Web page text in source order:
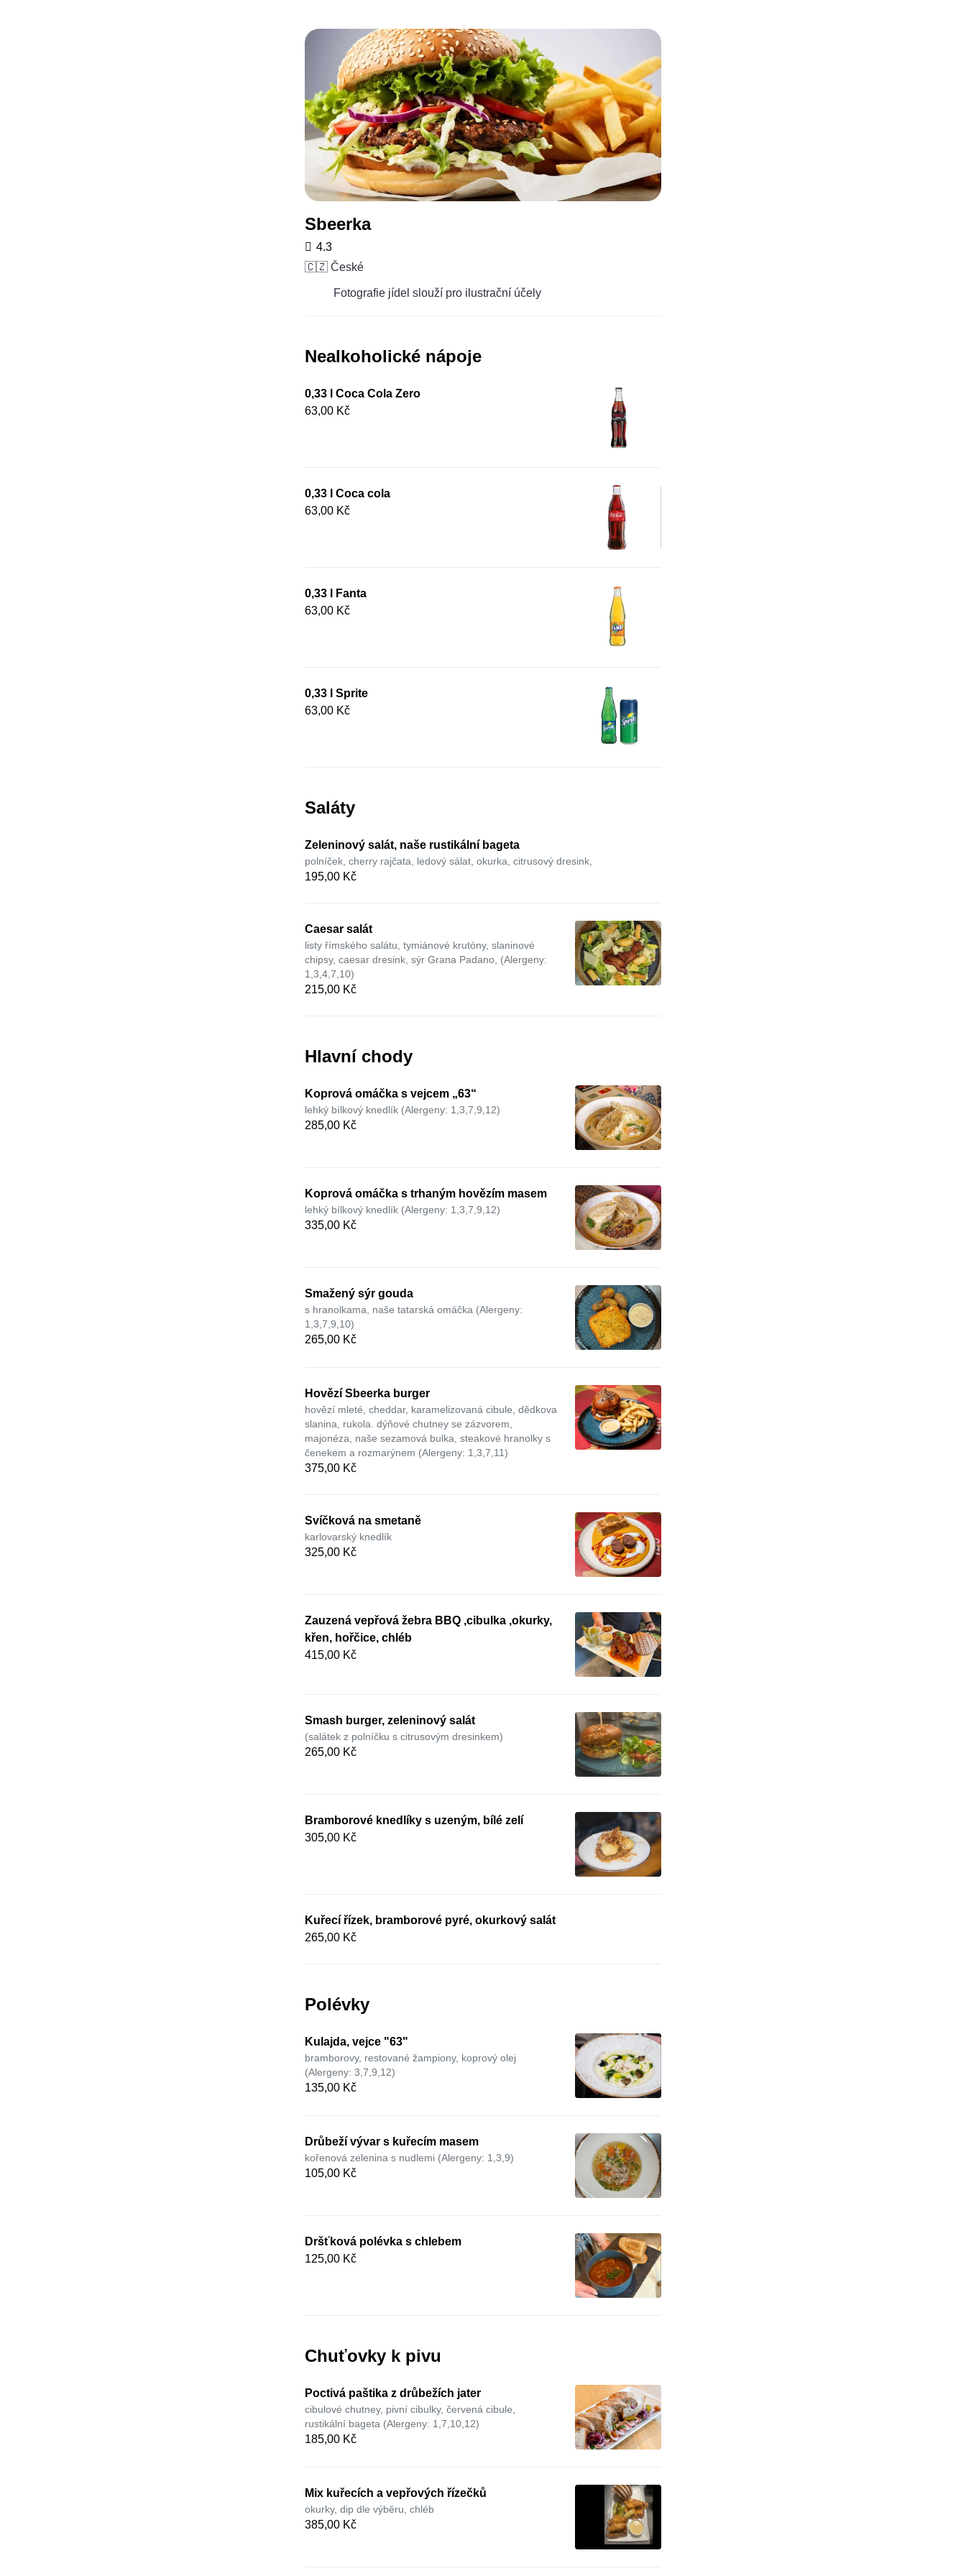
Sbeerka
4.3
🇨🇿 České
Fotografie jídel slouží pro ilustrační účely
Nealkoholické nápoje
0,33 l Coca Cola Zero
63,00 Kč
0,33 l Coca cola
63,00 Kč
0,33 l Fanta
63,00 Kč
0,33 l Sprite
63,00 Kč
Saláty
Zeleninový salát, naše rustikální bageta
polníček, cherry rajčata, ledový sálat, okurka, citrusový dresink,
195,00 Kč
Caesar salát
listy římského salátu, tymiánové krutóny, slaninové
chipsy, caesar dresink, sýr Grana Padano, (Alergeny:
1,3,4,7,10)
215,00 Kč
Hlavní chody
Koprová omáčka s vejcem „63“
lehký bílkový knedlík (Alergeny: 1,3,7,9,12)
285,00 Kč
Koprová omáčka s trhaným hovězím masem
lehký bílkový knedlík (Alergeny: 1,3,7,9,12)
335,00 Kč
Smažený sýr gouda
s hranolkama, naše tatarská omáčka (Alergeny:
1,3,7,9,10)
265,00 Kč
Hovězí Sbeerka burger
hovězí mleté, cheddar, karamelizovaná cibule, dědkova
slanina, rukola. dýňové chutney se zázvorem,
majonéza, naše sezamová bulka, steakové hranolky s
čenekem a rozmarýnem (Alergeny: 1,3,7,11)
375,00 Kč
Svíčková na smetaně
karlovarský knedlík
325,00 Kč
Zauzená vepřová žebra BBQ ,cibulka ,okurky,
křen, hořčice, chléb
415,00 Kč
Smash burger, zeleninový salát
(salátek z polníčku s citrusovým dresinkem)
265,00 Kč
Bramborové knedlíky s uzeným, bílé zelí
305,00 Kč
Kuřecí řízek, bramborové pyré, okurkový salát
265,00 Kč
Polévky
Kulajda, vejce "63"
bramborovy, restované žampiony, koprový olej
(Alergeny: 3,7,9,12)
135,00 Kč
Drůbeží vývar s kuřecím masem
kořenová zelenina s nudlemi (Alergeny: 1,3,9)
105,00 Kč
Dršťková polévka s chlebem
125,00 Kč
Chuťovky k pivu
Poctivá paštika z drůbežích jater
cibulové chutney, pivní cibulky, červená cibule,
rustikální bageta (Alergeny: 1,7,10,12)
185,00 Kč
Mix kuřecích a vepřových řízečků
okurky, dip dle výběru, chléb
385,00 Kč